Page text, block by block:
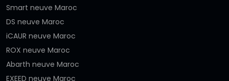
Smart neuve Maroc
DS neuve Maroc
iCAUR neuve Maroc
ROX neuve Maroc
Abarth neuve Maroc
EXEED neuve Maroc